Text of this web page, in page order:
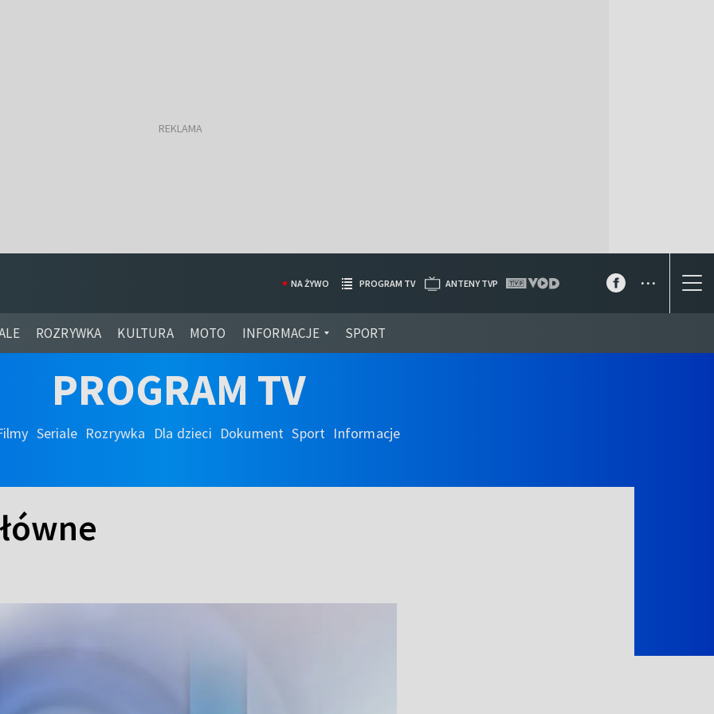
ROZRYWKA KULTURA MOTO INFORMACJE SPORT
NA ŻYWO PROGRAM TV ANTENY TVP ...
PROGRAM TV
Seriale Rozrywka Dla dzieci Dokument Sport Informacje